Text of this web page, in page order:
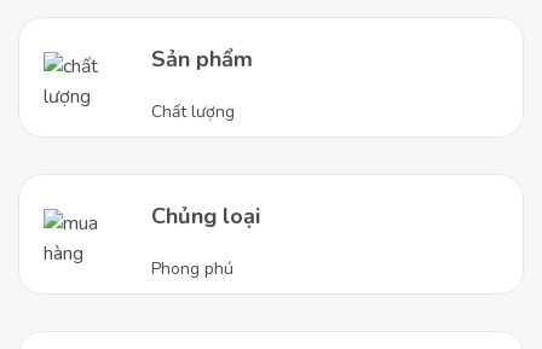
Hệ Thống Lọc:
loại bỏ tất cả các tạp chất độc hại.
toàn, không gây hại cho sức khỏe người sử dụng.
Mua Sản Phẩm Ở Đâu Uy Tín Chất
Lượng:
nghiệp 75l/h chất lượng và uy tín, bạn có thể tìm
Sản phẩm
Chất lượng
Chủng loại
Phong phú